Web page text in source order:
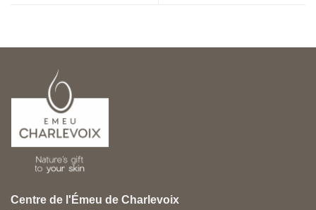
Centre de l'Émeu de Charlevoix